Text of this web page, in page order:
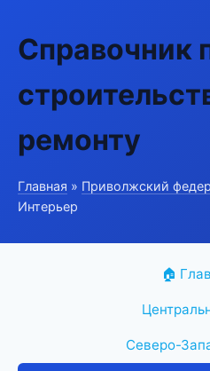
Справочник
ремонту
Главная » Приволжский
Интерьер
🏠
Северо-